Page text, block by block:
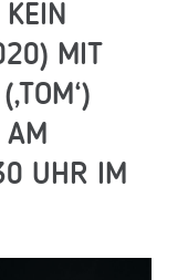
MIT
AM
UHR IM